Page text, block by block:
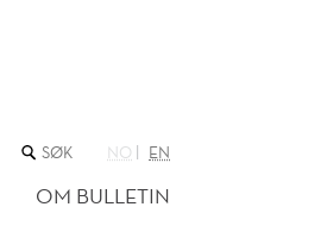
SØK
NETTSTEDET
NO EN
OM BULLETIN